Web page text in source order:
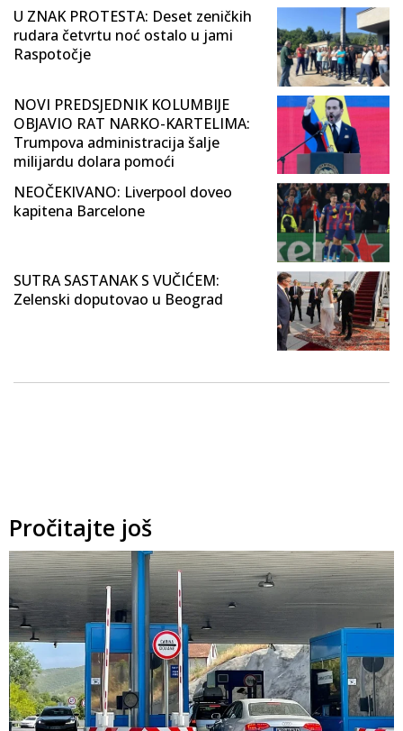
U ZNAK PROTESTA: Deset zeničkih
rudara četvrtu noć ostalo u jami
Raspotočje
NOVI PREDSJEDNIK KOLUMBIJE
OBJAVIO RAT NARKO-KARTELIMA:
Trumpova administracija šalje
milijardu dolara pomoći
NEOČEKIVANO: Liverpool doveo
kapitena Barcelone
SUTRA SASTANAK S VUČIĆEM:
Zelenski doputovao u Beograd
Pročitajte još